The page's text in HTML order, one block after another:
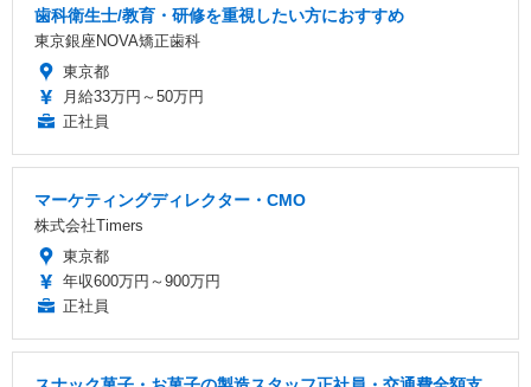
歯科衛生士/教育・研修を重視したい方におすすめ
東京銀座NOVA矯正歯科
東京都
月給33万円～50万円
正社員
マーケティングディレクター・CMO
株式会社Timers
東京都
年収600万円～900万円
正社員